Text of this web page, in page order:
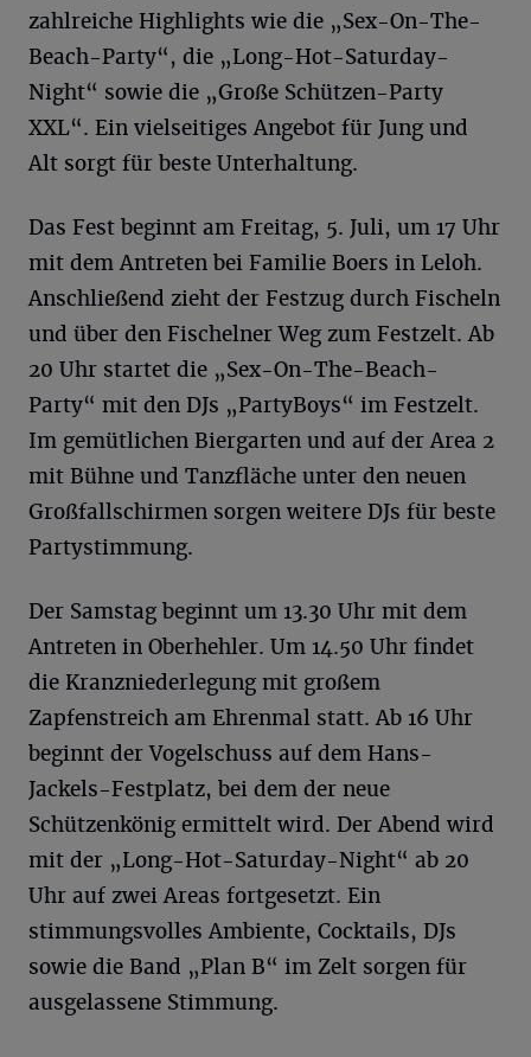
zahlreiche Highlights wie die „Sex-On-The-
Beach-Party“, die „Long-Hot-Saturday-
Night“ sowie die „Große Schützen-Party
XXL“. Ein vielseitiges Angebot für Jung und
Alt sorgt für beste Unterhaltung.
Das Fest beginnt am Freitag, 5. Juli, um 17 Uhr
mit dem Antreten bei Familie Boers in Leloh.
Anschließend zieht der Festzug durch Fischeln
und über den Fischelner Weg zum Festzelt. Ab
20 Uhr startet die „Sex-On-The-Beach-
Party“ mit den DJs „PartyBoys“ im Festzelt.
Im gemütlichen Biergarten und auf der Area 2
mit Bühne und Tanzfläche unter den neuen
Großfallschirmen sorgen weitere DJs für beste
Partystimmung.
Der Samstag beginnt um 13.30 Uhr mit dem
Antreten in Oberhehler. Um 14.50 Uhr findet
die Kranzniederlegung mit großem
Zapfenstreich am Ehrenmal statt. Ab 16 Uhr
beginnt der Vogelschuss auf dem Hans-
Jackels-Festplatz, bei dem der neue
Schützenkönig ermittelt wird. Der Abend wird
mit der „Long-Hot-Saturday-Night“ ab 20
Uhr auf zwei Areas fortgesetzt. Ein
stimmungsvolles Ambiente, Cocktails, DJs
sowie die Band „Plan B“ im Zelt sorgen für
ausgelassene Stimmung.